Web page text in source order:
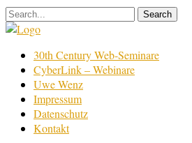
Skip
to
Film
Bearbeitung
30th Century Web-Seminare
CyberLink – Webinare
Uwe Wenz
Impressum
Datenschutz
Kontakt